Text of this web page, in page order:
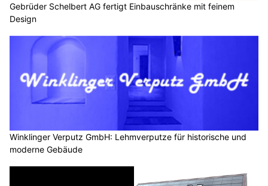
Gebrüder Schelbert AG fertigt Einbauschränke mit feinem
Design
Winklinger Verputz GmbH: Lehmverputze für historische und
moderne Gebäude